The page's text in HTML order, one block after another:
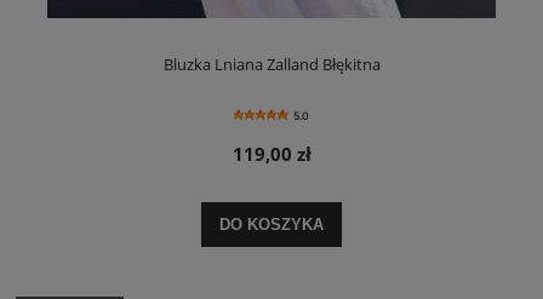
Bluzka Lniana Zalland Błękitna
5.0
119,00 zł
DO KOSZYKA